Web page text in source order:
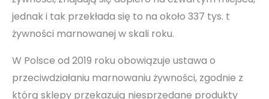
jednak i tak przekłada się to na około 337 tys. t
żywności marnowanej w skali roku.
W Polsce od 2019 roku obowiązuje ustawa o
przeciwdziałaniu marnowaniu żywności, zgodnie z
którą sklepy przekazują niesprzedane produkty